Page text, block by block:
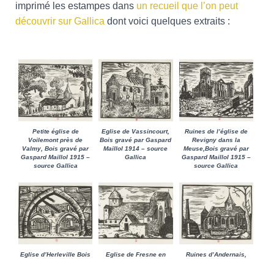
imprimé les estampes dans un recueil que l’on peut
découvrir sur Gallica dont voici quelques extraits :
Petite église de
Voilemont près de
Valmy, Bois gravé par
Gaspard Maillol 1915 –
source Gallica
Eglise de Vassincourt,
Bois gravé par Gaspard
Maillol 1914 – source
Gallica
Ruines de l’église de
Revigny dans la
Meuse,Bois gravé par
Gaspard Maillol 1915 –
source Gallica
Eglise d’Herleville Bois
Eglise de Fresne en
Ruines d’Andernais,